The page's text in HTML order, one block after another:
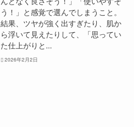
う！」と感覚で選んでしまうこと。
結果、ツヤが強く出すぎたり、肌か
ら浮いて見えたりして、「思ってい
た仕上がりと...
2026年2月2日